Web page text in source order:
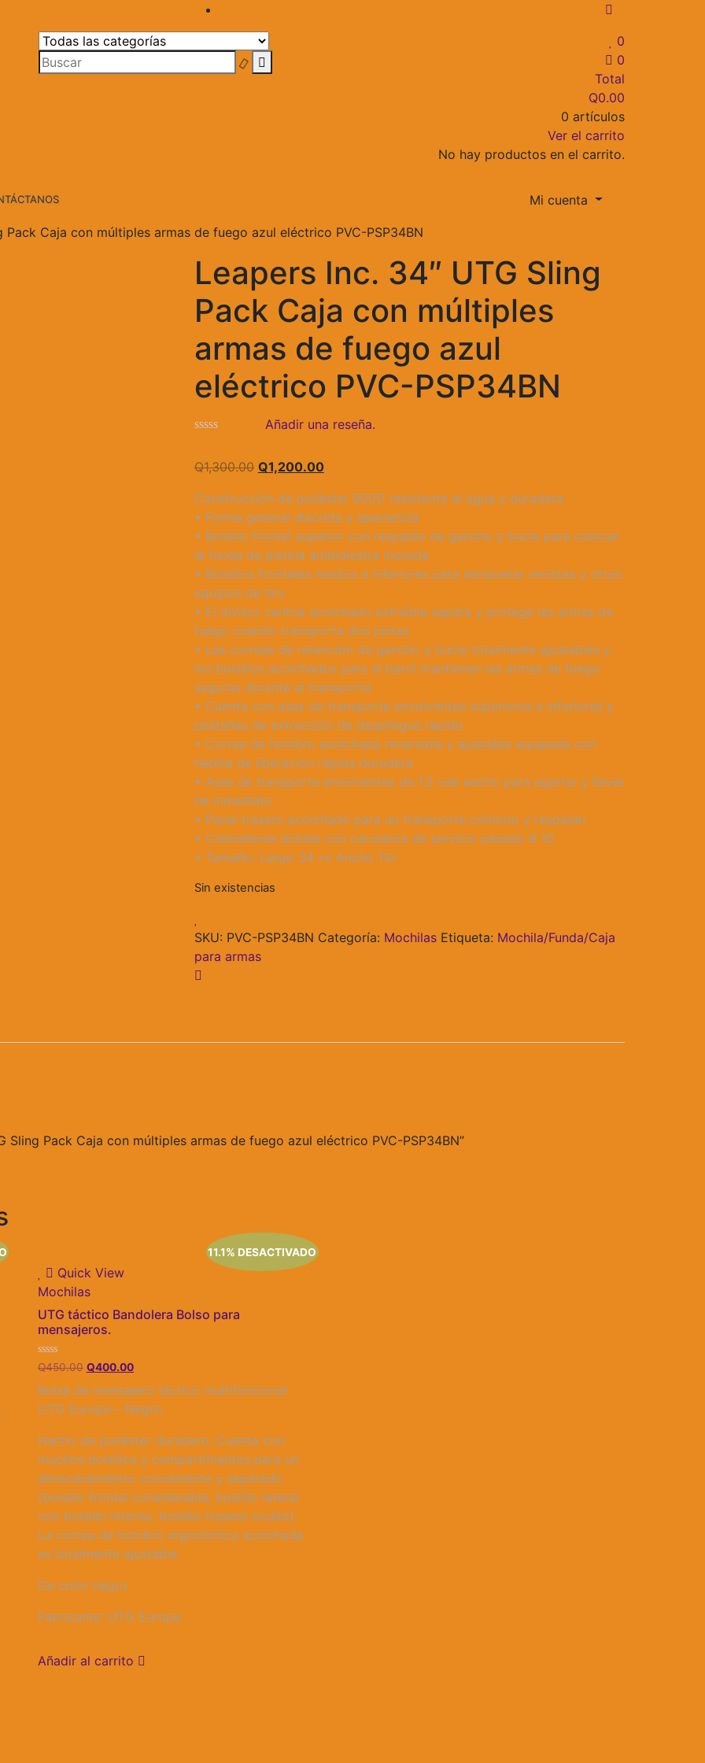
0
0
Total
Q0.00
0 artículos
Ver el carrito
No hay productos en el carrito.
Mi cuenta
Pack Caja con múltiples armas de fuego azul eléctrico PVC-PSP34BN
Leapers Inc. 34″ UTG Sling
Pack Caja con múltiples
armas de fuego azul
eléctrico PVC-PSP34BN
Añadir una reseña.
Q1,300.00 El
original
era:
Q1,300.00.
Q1,200.00El
actual
es:
Q1,200.00.
Construcción de poliéster 900D resistente al agua y duradera
• Forma general discreta y apariencia
• Bolsillo frontal superior con respaldo de gancho y bucle para colocar
la funda de pistola ambidiestra incluida
• Bolsillos frontales medios e inferiores para almacenar revistas y otros
equipos de tiro
• El divisor central acolchado extraíble separa y protege las armas de
fuego cuando transporta dos juntas
• Las correas de retención de gancho y bucle totalmente ajustables y
los bolsillos acolchados para el barril mantienen las armas de fuego
seguras durante el transporte
• Cuenta con asas de transporte envolventes superiores e inferiores y
pestañas de extracción de despliegue rápido
• Correa de hombro acolchada reversible y ajustable equipada con
hebilla de liberación rápida duradera
• Asas de transporte envolventes de 1.5 «de ancho para agarrar y llevar
de inmediato
• Panel trasero acolchado para un transporte cómodo y respaldo
• Cremalleras dobles con cerradura de servicio pesado # 10
• Tamaño: Largo 34 «x Ancho 13»
Sin existencias
SKU: PVC-PSP34BN Categoría: Mochilas Etiqueta: Mochila/Funda/Caja
para armas
Sling Pack Caja con múltiples armas de fuego azul eléctrico PVC-PSP34BN”
11.1% DESACTIVADO
Quick View
Mochilas
UTG táctico Bandolera Bolso para
mensajeros.
Valorado
con
0
de
5
Q450.00 El
original
era:
Q400.00El
precio
actual
es:
Bolsa de mensajero táctico multifuncional
UTG Europe – Negro
Hecho de poliéster duradero. Cuenta con
muchos bolsillos y compartimentos para un
almacenamiento conveniente y separado
(bolsillo frontal considerable, bolsillo lateral
con bolsillo interno, bolsillo trasero oculto).
La correa de hombro ergonómica acolchada
es totalmente ajustable.
De color negro
Fabricante: UTG Europe
Añadir al carrito